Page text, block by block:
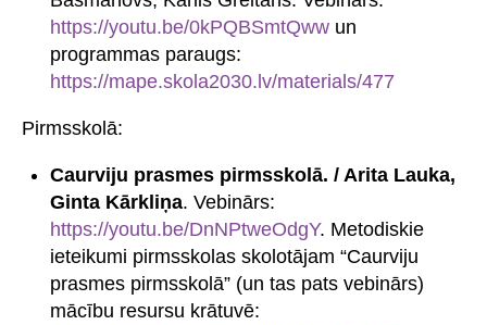
https://youtu.be/0kPQBSmtQwwun
programmas paraugs:
https://mape.skola2030.lv/materials/477
Pirmsskolā:
Caurviju prasmes pirmsskolā. / Arita Lauka,
Ginta Kārkliņa. Vebinārs:
https://youtu.be/DnNPtweOdgY. Metodiskie
ieteikumi pirmsskolas skolotājam “Caurviju
prasmes pirmsskolā” (un tas pats vebinārs)
mācību resursu krātuvē: